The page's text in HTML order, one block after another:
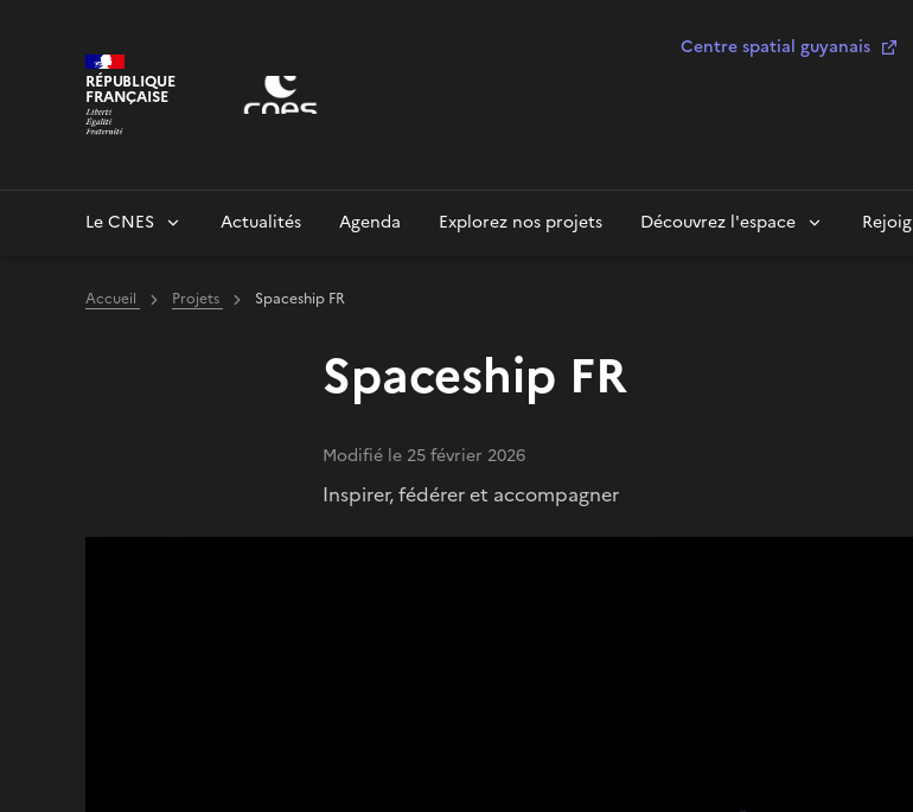
RÉPUBLIQUE
FRANÇAISE
Centre spatial guyanais
Le CNES Actualités Agenda Explorez nos projets Découvrez l'espace
Accueil Projets Spaceship FR
Spaceship FR
Modifié le 25 février 2026
Inspirer, fédérer et accompagner